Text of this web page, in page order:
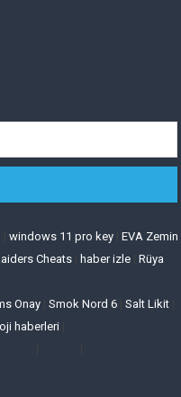
windows 11 pro key EVA Zemin
Cheats| haber izle| Rüya
Onay Smok Nord 6 Salt Likit
haberleri|